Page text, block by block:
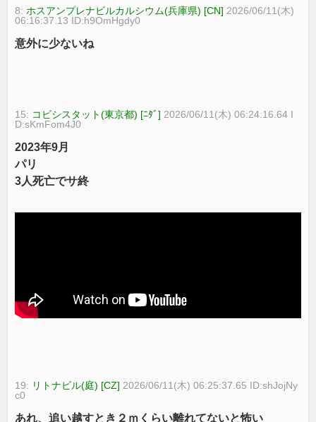
8: ホスアンプレナビルカルシウム(兵庫県) [CN] 2026/06/11(木)
06:16:37.13 ID:h9OmHgdy0
意外に少ないね
15: コビシスタット(東京都) [ﾆﾀﾞ] 2026/06/11(木) 06:24:16.64 I
D:sKmFom4J0
2023年9月
パリ
3人死亡でサ終
19: リトナビル(庭) [CZ] 2026/06/11(木) 06:25:37.65 ID:shJojNy
c0
あれ、追い越すとき２ｍくらい離れてないと怖い